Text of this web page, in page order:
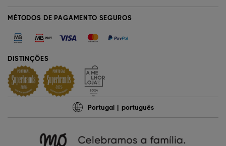
MÉTODOS DE PAGAMENTO SEGUROS
DISTINÇÕES
Portugal português